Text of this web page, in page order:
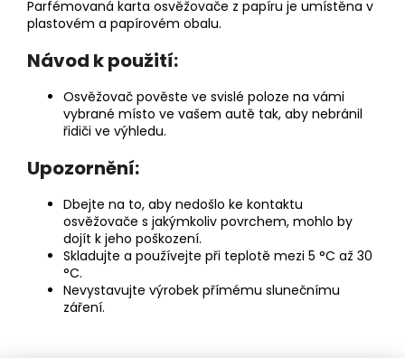
Parfémovaná karta osvěžovače z papíru je umístěna v
plastovém a papírovém obalu.
Návod k použití:
Osvěžovač pověste ve svislé poloze na vámi
vybrané místo ve vašem autě tak, aby nebránil
řidiči ve výhledu.
Upozornění:
Dbejte na to, aby nedošlo ke kontaktu
osvěžovače s jakýmkoliv povrchem, mohlo by
dojít k jeho poškození.
Skladujte a používejte při teplotě mezi 5 °C až 30
°C.
Nevystavujte výrobek přímému slunečnímu
záření.